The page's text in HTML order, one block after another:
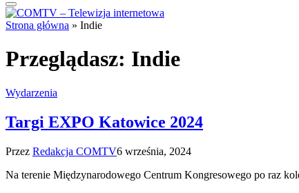
Strona główna » Indie
Przeglądasz: Indie
Wydarzenia
Targi EXPO Katowice 2024
Przez Redakcja COMTV6 września, 2024
Na terenie Międzynarodowego Centrum Kongresowego po raz